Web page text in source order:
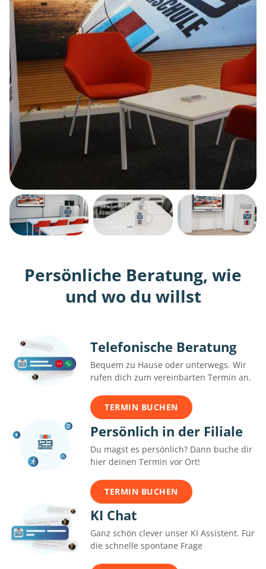
Persönliche Beratung, wie
und wo du willst
Telefonische Beratung
Bequem zu Hause oder unterwegs. Wir
rufen dich zum vereinbarten Termin an.
TERMIN BUCHEN
Persönlich in der Filiale
Du magst es persönlich? Dann buche dir
hier deinen Termin vor Ort!
TERMIN BUCHEN
KI Chat
Ganz schön clever unser KI Assistent. Für
die schnelle spontane Frage